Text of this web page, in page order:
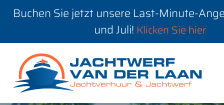
Buchen Sie jetzt unsere Last-Minute-
und Juli! Klicken Sie hier